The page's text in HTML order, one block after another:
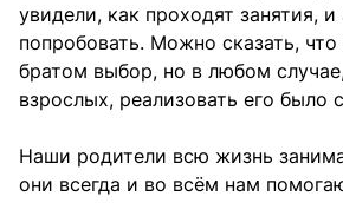
увидели, как проходят занятия, и
попробовать. Можно сказать,
братом выбор, но в любом
взрослых, реализовать его было
Наши родители всю жизнь
они всегда и во всём нам